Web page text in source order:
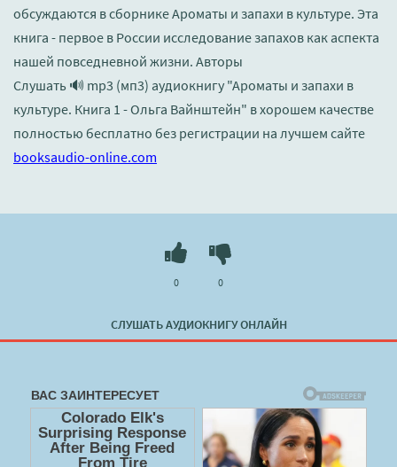
обсуждаются в сборнике Ароматы и запахи в культуре. Эта
книга - первое в России исследование запахов как аспекта
нашей повседневной жизни. Авторы
Слушать 🔊 mp3 (мп3) аудиокнигу "Ароматы и запахи в
культуре. Книга 1 - Ольга Вайнштейн" в хорошем качестве
полностью бесплатно без регистрации на лучшем сайте
booksaudio-online.com
СЛУШАТЬ АУДИОКНИГУ ОНЛАЙН
0 0